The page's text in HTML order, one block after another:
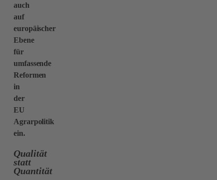
auch
auf
europäischer
Ebene
für
umfassende
Reformen
in
der
EU
Agrarpolitik
ein.
Qualität
statt
Quantität